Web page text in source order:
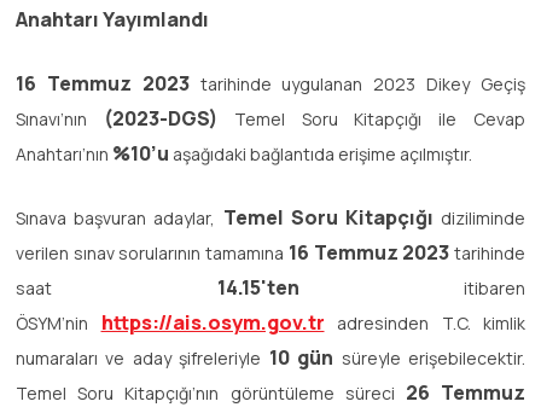
Anahtarı Yayımlandı
16 Temmuz 2023 tarihinde uygulanan 2023 Dikey Geçiş
Sınavı’nın
(2023-DGS)
Temel Soru Kitapçığı ile Cevap
Anahtarı’nın %10’u aşağıdaki bağlantıda erişime açılmıştır.
Sınava başvuran adaylar, Temel Soru Kitapçığı diziliminde
verilen sınav sorularının tamamına 16 Temmuz 2023tarihinde
saat 14.15'ten itibaren
ÖSYM’nin https://ais.osym.gov.tr adresinden T.C. kimlik
numaraları ve aday şifreleriyle 10 gün süreyle erişebilecektir.
Temel Soru Kitapçığı’nın görüntüleme süreci 26 Temmuz